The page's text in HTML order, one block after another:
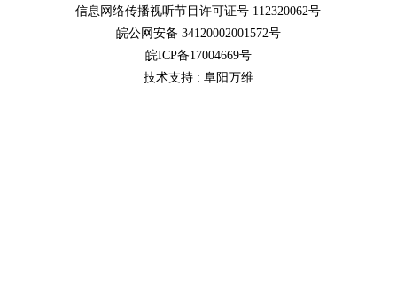
信息网络传播视听节目许可证号 112320062号
皖公网安备 34120002001572号
皖ICP备17004669号
技术支持 : 阜阳万维